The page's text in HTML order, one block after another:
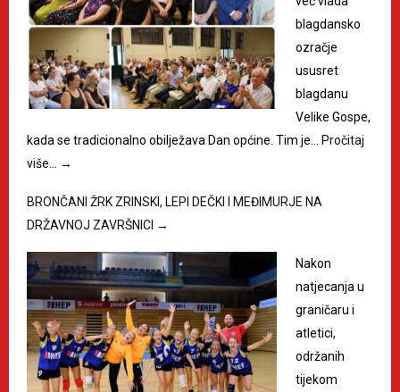
blagdansko
ozračje
ususret
blagdanu
Velike Gospe,
kada se tradicionalno obilježava Dan općine. Tim je… Pročitaj
više… →
BRONČANI ŽRK ZRINSKI, LEPI DEČKI I MEĐIMURJE NA
DRŽAVNOJ ZAVRŠNICI →
Nakon
natjecanja u
graničaru i
atletici,
održanih
tijekom